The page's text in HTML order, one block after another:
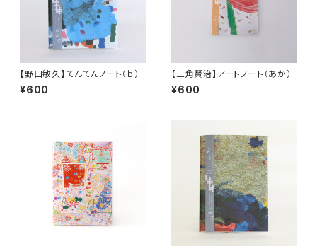
【野口敏久】てんてんノート（ｂ）
¥600
【三角賢治】アートノート（あか）
¥600